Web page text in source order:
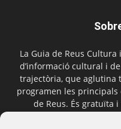
La Guia de Reus
d’informació cultural i
trajectòria, que aglutina
programen les
de Reus. És gratuïta